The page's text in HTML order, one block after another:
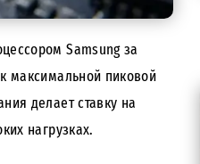
Samsung за
максимальной пиковой
делает ставку на
нагрузках.